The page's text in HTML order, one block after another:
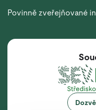
Povinně zveřejňované